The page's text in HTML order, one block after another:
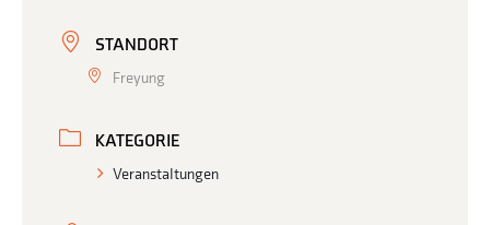
STANDORT
Freyung
KATEGORIE
Veranstaltungen